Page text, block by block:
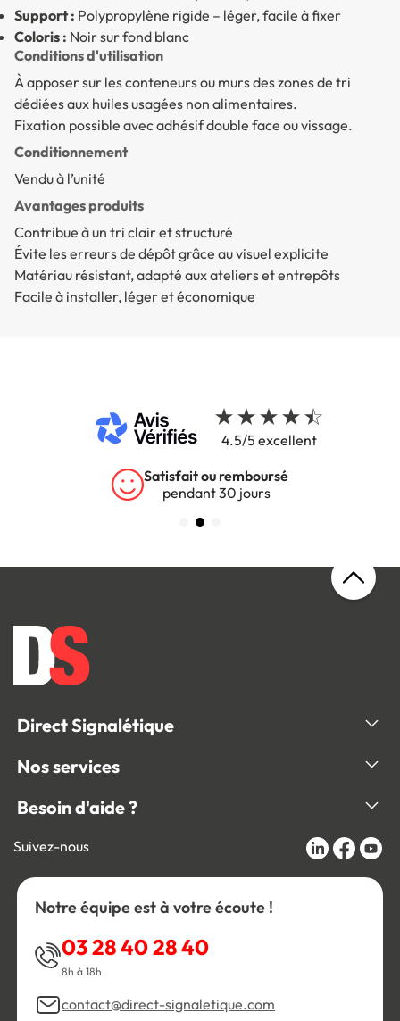
Support : Polypropylène rigide – léger, facile à fixer
Coloris : Noir sur fond blanc
Conditions d'utilisation
À apposer sur les conteneurs ou murs des zones de tri
dédiées aux huiles usagées non alimentaires.
Fixation possible avec adhésif double face ou vissage.
Conditionnement
Vendu à l’unité
Avantages produits
Contribue à un tri clair et structuré
Évite les erreurs de dépôt grâce au visuel explicite
Matériau résistant, adapté aux ateliers et entrepôts
Facile à installer, léger et économique
4.5/5 excellent
Garantie 5 ans
sur tous nos produits
Direct Signalétique
Nos services
Besoin d'aide ?
Suivez-nous
Notre équipe est à votre écoute !
03 28 40 28 40
8h à 18h
contact@direct-signaletique.com